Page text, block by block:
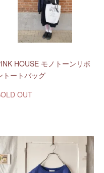
HOUSE モノトーンリボ
トートバッグ
OUT